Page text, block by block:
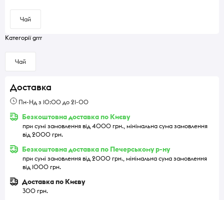
Чай
Категорії grrr
Чай
Доставка
Пн-Нд з 10:00 до 21-00
Безкоштовна доставка по Києву
при сумі замовлення від 4000 грн., мінімальна сума замовлення
від 2000 грн.
Безкоштовна доставка по Печерському р-ну
при сумі замовлення від 2000 грн., мінімальна сума замовлення
від 1000 грн.
Доставка по Києву
300 грн.